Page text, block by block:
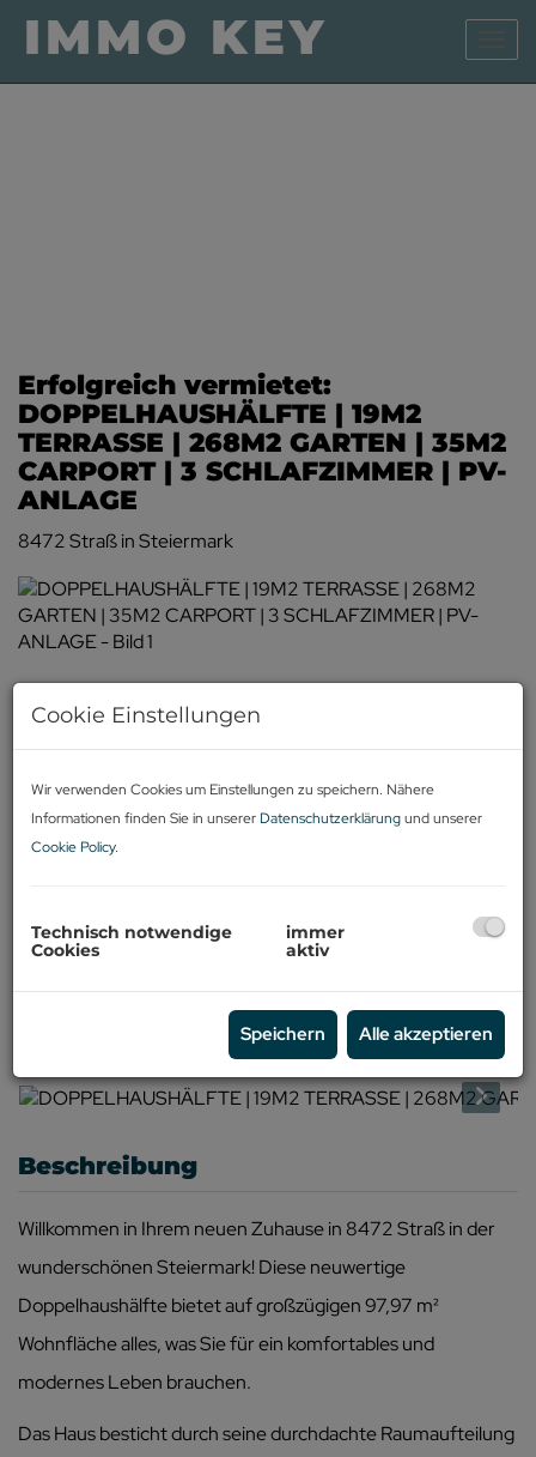
Erfolgreich vermietet:
DOPPELHAUSHÄLFTE | 19M2
TERRASSE | 268M2 GARTEN | 35M2
CARPORT | 3 SCHLAFZIMMER | PV-
ANLAGE
8472 Straß in Steiermark
Beschreibung
Willkommen in Ihrem neuen Zuhause in 8472 Straß in der
wunderschönen Steiermark! Diese neuwertige
Doppelhaushälfte bietet auf großzügigen 97,97 m²
Wohnfläche alles, was Sie für ein komfortables und
modernes Leben brauchen.
Das Haus besticht durch seine durchdachte Raumaufteilung
Cookie Einstellungen
Wir verwenden Cookies um Einstellungen zu speichern. Nähere
Informationen finden Sie in unserer Datenschutzerklärungund unserer
Cookie Policy.
Technisch notwendige
Cookies
immer
aktiv
Speichern Alle akzeptieren